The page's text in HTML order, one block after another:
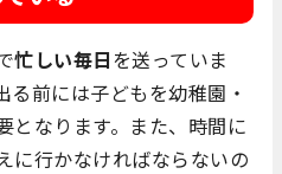
忙しい毎日を送っていま
前には子どもを幼稚園・
となります。また、時間に
に行かなければならないの